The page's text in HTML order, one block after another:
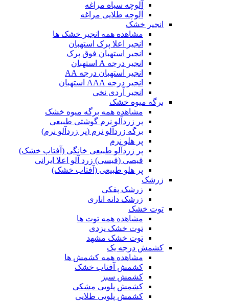
آلوچه سیاه مراغه
آلوچه طلایی مراغه
انجیر خشک
مشاهده همه انجیر خشک ها
انجیر اعلا پرک استهبان
انجیر استهبان فوق پرک
انجیر درجه A استهبان
انجیر استهبان درجه AA
انجیر درجه AAA استهبان
انجیر آردی نخی
برگه میوه خشک
مشاهده همه برگه میوه خشک
پر زردآلو نرم گوشتی طبیعی
برگه زردآلو نرم (پر زردآلو نرم)
پر هلو نرم
پر زردآلو طبیعی خانگی (آفتاب خشک)
قیصی (قیسی) زرد آلو اعلا ایرانی
پر هلو طبیعی (آفتاب خشک)
زرشک
زرشک پفکی
زرشک دانه اناری
توت خشک
مشاهده همه توت ها
توت خشک یزدی
توت خشک مشهد
کشمش درجه یک
مشاهده همه کشمش ها
کشمش آفتاب خشک
کشمش سبز
کشمش پلویی مشکی
کشمش پلویی طلایی